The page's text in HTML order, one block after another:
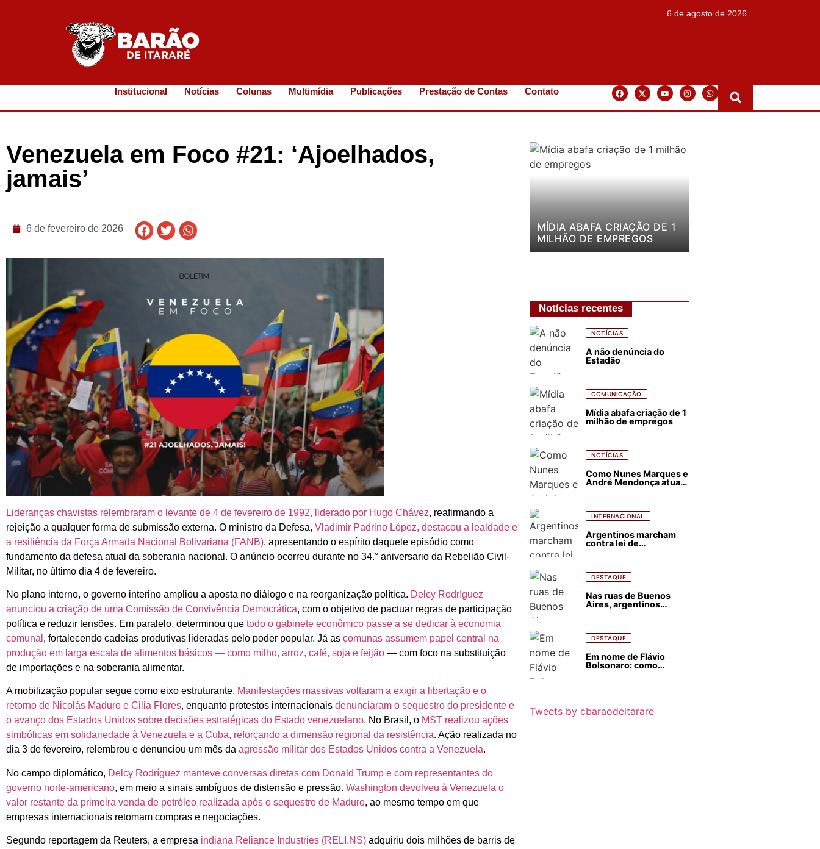
6 de agosto de 2026
Institucional Notícias Colunas Multimídia Publicações Prestação de Contas Contato
Venezuela em Foco #21: ‘Ajoelhados,
jamais’
6 de fevereiro de 2026
Lideranças chavistas relembraram o levante de 4 de fevereiro de 1992, liderado por Hugo Chávez, reafirmando a
rejeição a qualquer forma de submissão externa. O ministro da Defesa, Vladimir Padrino López, destacou a lealdade e
a resiliência da Força Armada Nacional Bolivariana (FANB), apresentando o espírito daquele episódio como
fundamento da defesa atual da soberania nacional. O anúncio ocorreu durante no 34.° aniversario da Rebelião Civil-
Militar, no último dia 4 de fevereiro.
No plano interno, o governo interino ampliou a aposta no diálogo e na reorganização política. Delcy Rodríguez
anunciou a criação de uma Comissão de Convivência Democrática, com o objetivo de pactuar regras de participação
política e reduzir tensões. Em paralelo, determinou que todo o gabinete econômico passe a se dedicar à economia
comunal , fortalecendo cadeias produtivas lideradas pelo poder popular. Já as comunas assumem papel central na
produção em larga escala de alimentos básicos — como milho, arroz, café, soja e feijão — com foco na substituição
de importações e na soberania alimentar.
A mobilização popular segue como eixo estruturante. Manifestações massivas voltaram a exigir a libertação e o
retorno de Nicolás Maduro e Cilia Flores, enquanto protestos internacionais denunciaram o sequestro do presidente e
o avanço dos Estados Unidos sobre decisões estratégicas do Estado venezuelano. No Brasil, o MST realizou ações
simbólicas em solidariedade à Venezuela e a Cuba, reforçando a dimensão regional da resistência. Ação realizada no
dia 3 de fevereiro, relembrou e denunciou um mês da agressão militar dos Estados Unidos contra a Venezuela.
No campo diplomático, Delcy Rodríguez manteve conversas diretas com Donald Trump e com representantes do
governo norte-americano, em meio a sinais ambíguos de distensão e pressão. Washington devolveu à Venezuela o
valor restante da primeira venda de petróleo realizada após o sequestro de Maduro, ao mesmo tempo em que
empresas internacionais retomam compras e negociações.
Segundo reportagem da Reuters, a empresa indiana Reliance Industries (RELI.NS) adquiriu dois milhões de barris de
MÍDIA ABAFA CRIAÇÃO DE 1
MILHÃO DE EMPREGOS
Notícias recentes
NOTÍCIAS
A não denúncia do
Estadão
COMUNICAÇÃO
Mídia abafa criação de 1
milhão de empregos
NOTÍCIAS
Como Nunes Marques e
André Mendonça atuam
INTERNACIONAL
Argentinos marcham
contra lei de
florestais
DESTAQUE
Nas ruas de Buenos
Aires, argentinos
DESTAQUE
Em nome de Flávio
Bolsonaro: como
Tweets by cbaraodeitarare